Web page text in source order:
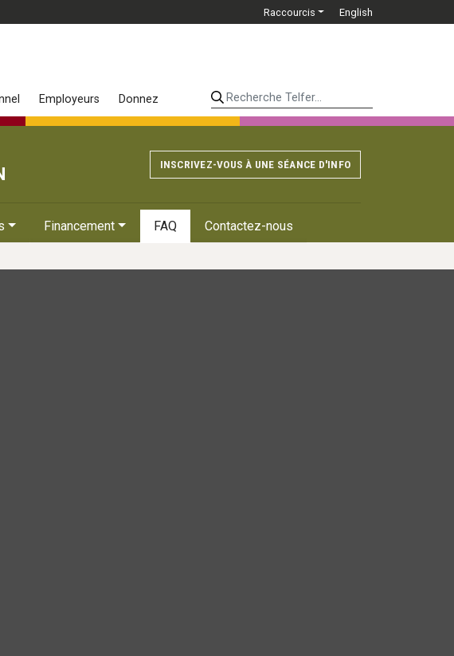
Raccourcis English
Employeurs DonnezRecherche Telfer...
INSCRIVEZ-VOUS À UNE SÉANCE D'INFO
Financement FAQ Contactez-nous